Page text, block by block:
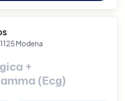
Modena
+
(Ecg)